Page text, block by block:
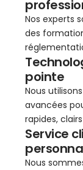
Nos experts
des
pointe
Nous
avancées
rapides,
Service
Nous